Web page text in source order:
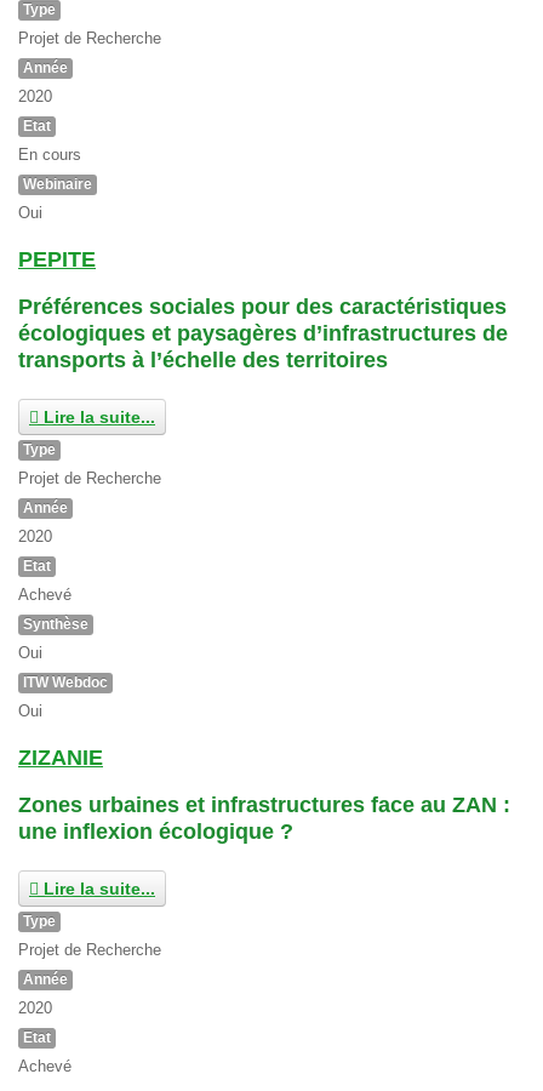
Type
Projet de Recherche
Année
2020
Etat
En cours
Webinaire
Oui
PEPITE
Préférences sociales pour des caractéristiques
écologiques et paysagères d’infrastructures de
transports à l’échelle des territoires
Lire la suite...
Type
Projet de Recherche
Année
2020
Etat
Achevé
Synthèse
Oui
ITW Webdoc
Oui
ZIZANIE
Zones urbaines et infrastructures face au ZAN :
une inflexion écologique ?
Lire la suite...
Type
Projet de Recherche
Année
2020
Etat
Achevé